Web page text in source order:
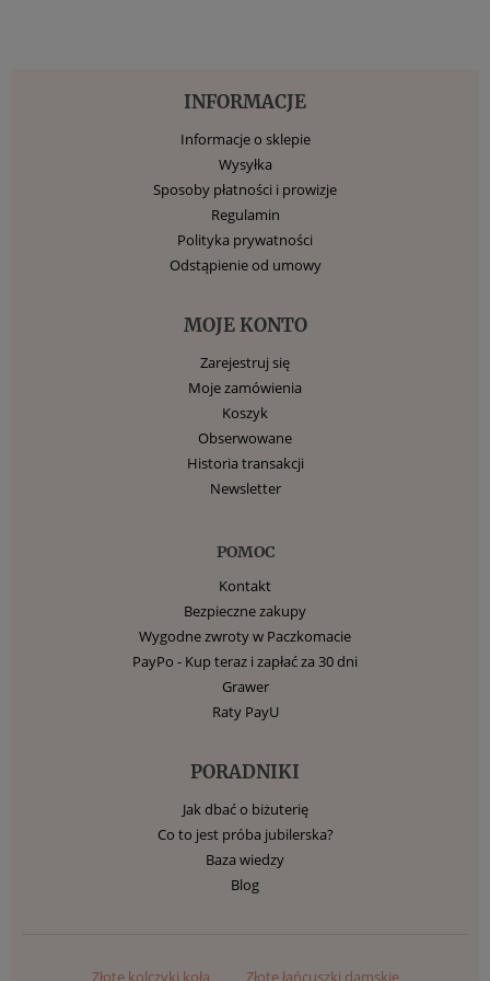
INFORMACJE
Informacje o sklepie
Wysyłka
Sposoby płatności i prowizje
Regulamin
Polityka prywatności
Odstąpienie od umowy
MOJE KONTO
Zarejestruj się
Moje zamówienia
Koszyk
Obserwowane
Historia transakcji
Newsletter
POMOC
Kontakt
Bezpieczne zakupy
Wygodne zwroty w Paczkomacie
PayPo - Kup teraz i zapłać za 30 dni
Grawer
Raty PayU
PORADNIKI
Jak dbać o biżuterię
Co to jest próba jubilerska?
Baza wiedzy
Blog
Złote kolczyki koła Złote łańcuszki damskie